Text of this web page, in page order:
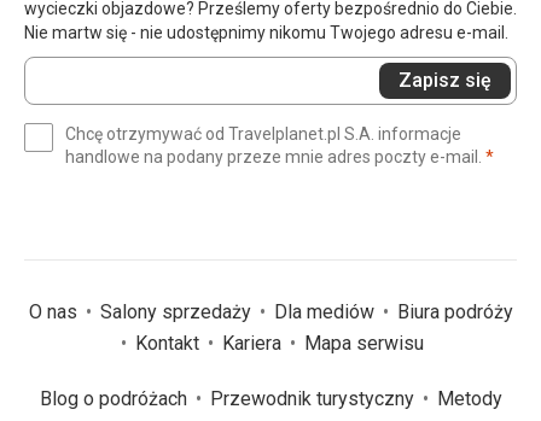
wycieczki objazdowe? Prześlemy oferty bezpośrednio do Ciebie.
Nie martw się - nie udostępnimy nikomu Twojego adresu e-mail.
Wprowadź
swój
(wymagane)
Zapisz się
Chcę otrzymywać od Travelplanet.pl S.A. informacje
handlowe na podany przeze mnie adres poczty e-mail. *
O nas Salony sprzedaży Dla mediów
Biura podróży
Kontakt
Kariera Mapa serwisu
Blog o podróżach Przewodnik turystyczny
Metody